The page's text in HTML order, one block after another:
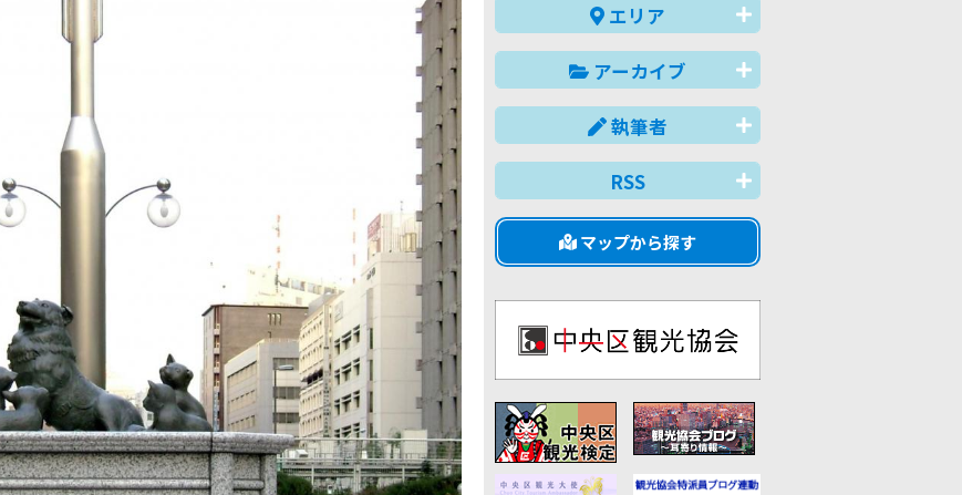
エリア
アーカイブ
執筆者
RSS
マップから探す